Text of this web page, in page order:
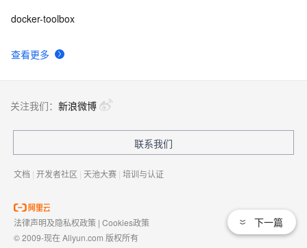
查看更多
docker-toolbox
下一篇
关注我们： 新浪微博
联系我们
文档 | 开发者社区 | 天池大赛 | 培训与认证
法律声明及隐私权政策 | Cookies政策
© 2009-现在 Aliyun.com 版权所有